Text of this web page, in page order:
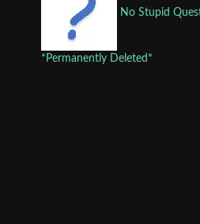
No Stupid
*Permanently Deleted*